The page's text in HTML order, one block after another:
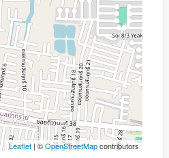
Leaflet| ©OpenStreetMapcontributors